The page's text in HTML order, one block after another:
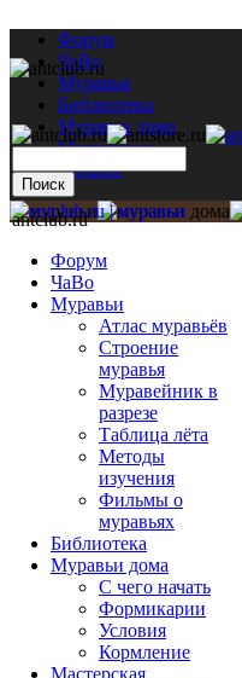
Форум
ЧаВо
Муравьи
Библиотека
Муравьи дома
Мастерская
Каталог
antclub.ru
Форум
ЧаВо
Муравьи
Атлас муравьёв
Строение
муравья
Муравейник в
разрезе
Таблица лёта
Методы
изучения
Фильмы о
муравьях
Библиотека
Муравьи дома
С чего начать
Формикарии
Условия
Кормление
Мастерская